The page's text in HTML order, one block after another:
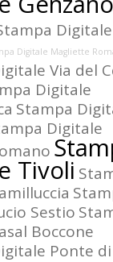
Digitale Magliette
Via del
Digitale
Stampa
Digitale
Tivoli
Sestio
Boccone
Ponte di